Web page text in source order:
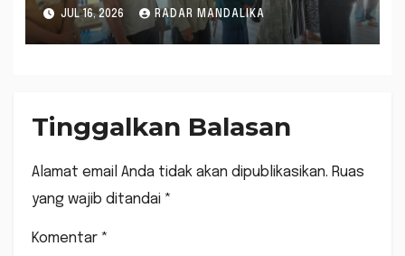
BPJS Ketenagakerjaan
Bagi Warga
JUL 16, 2026 RADAR MANDALIKA
Tinggalkan Balasan
Alamat email Anda tidak akan dipublikasikan. Ruas
yang wajib ditandai *
Komentar *